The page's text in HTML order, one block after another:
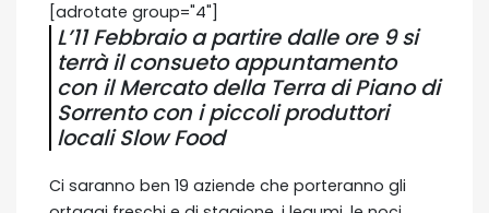
[adrotate group="4"]
L’11 Febbraio a partire dalle ore 9 si
terrà il consueto appuntamento
con il Mercato della Terra di Piano di
Sorrento con i piccoli produttori
locali Slow Food
Ci saranno ben 19 aziende che porteranno gli